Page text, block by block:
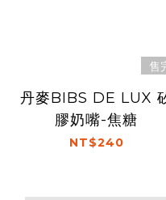
售
丹麥BIBS DE LUX
膠奶嘴-焦糖
NT$240